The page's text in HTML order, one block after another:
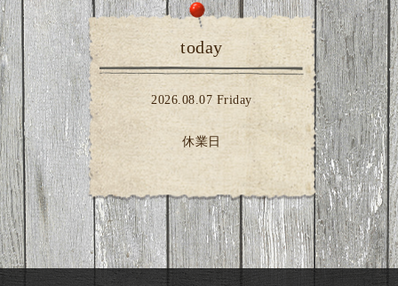
today
2026.08.07 Friday
休業日